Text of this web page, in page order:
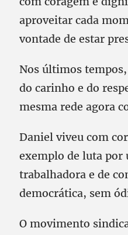
aproveitar cada
vontade de estar
Nos últimos
do carinho e do
mesma rede agora
Daniel viveu com
exemplo de luta por
trabalhadora e de
democrática, sem
O movimento